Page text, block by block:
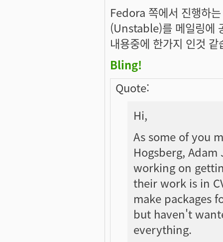
Fedora 쪽에서 진행하
(Unstable)를 메일링에
내용중에 한가지 인것 같
Bling!
Quote:
Hi,
As some of you
Hogsberg,
working on
their work is in
make packages
but haven't
everything.